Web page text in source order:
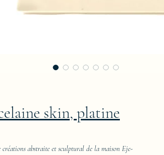
skin, platine
abstraite et sculptural de la maison Eje-